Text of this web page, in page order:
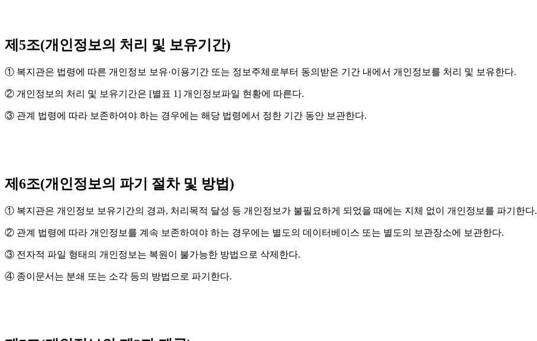
제5조(개인정보의 처리 및 보유기간)
① 복지관은 법령에 따른 개인정보 보유·이용기간 또는 정보주체로부터 동의받은 기간 내에서 개인정보를 처리 및 보유한다.
② 개인정보의 처리 및 보유기간은 [별표 1] 개인정보파일 현황에 따른다.
③ 관계 법령에 따라 보존하여야 하는 경우에는 해당 법령에서 정한 기간 동안 보관한다.
제6조(개인정보의 파기 절차 및 방법)
① 복지관은 개인정보 보유기간의 경과, 처리목적 달성 등 개인정보가 불필요하게 되었을 때에는 지체 없이 개인정보를 파기한다.
② 관계 법령에 따라 개인정보를 계속 보존하여야 하는 경우에는 별도의 데이터베이스 또는 별도의 보관장소에 보관한다.
③ 전자적 파일 형태의 개인정보는 복원이 불가능한 방법으로 삭제한다.
④ 종이문서는 분쇄 또는 소각 등의 방법으로 파기한다.